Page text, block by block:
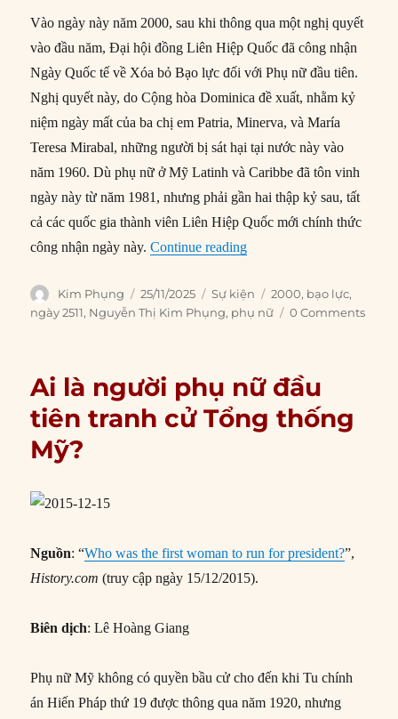
Vào ngày này năm 2000, sau khi thông qua một nghị quyết
vào đầu năm, Đại hội đồng Liên Hiệp Quốc đã công nhận
Ngày Quốc tế về Xóa bỏ Bạo lực đối với Phụ nữ đầu tiên.
Nghị quyết này, do Cộng hòa Dominica đề xuất, nhằm kỷ
niệm ngày mất của ba chị em Patria, Minerva, và María
Teresa Mirabal, những người bị sát hại tại nước này vào
năm 1960. Dù phụ nữ ở Mỹ Latinh và Caribbe đã tôn vinh
ngày này từ năm 1981, nhưng phải gần hai thập kỷ sau, tất
cả các quốc gia thành viên Liên Hiệp Quốc mới chính thức
công nhận ngày này.Continue reading“25/11/2000: Ngày Quốc
Author
Kim Phụng
Posted
on
25/11/2025 Categories
Sự kiện Tags
2000, bạo lực,
ngày 2511, Nguyễn Thị Kim Phụng, phụ nữ 0 Comments
Ai là người phụ nữ đầu
tiên tranh cử Tổng thống
Mỹ?
Nguồn: “Who was the first woman to run for president?”,
History.com (truy cập ngày 15/12/2015).
Biên dịch: Lê Hoàng Giang
Phụ nữ Mỹ không có quyền bầu cử cho đến khi Tu chính
án Hiến Pháp thứ 19 được thông qua năm 1920, nhưng